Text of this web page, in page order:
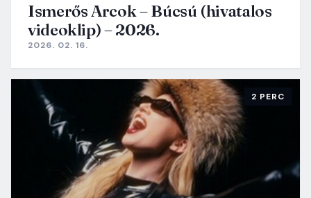
Ismerős Arcok – Búcsú (hivatalos
videoklip) – 2026.
2026. 02. 16.
2 PERC